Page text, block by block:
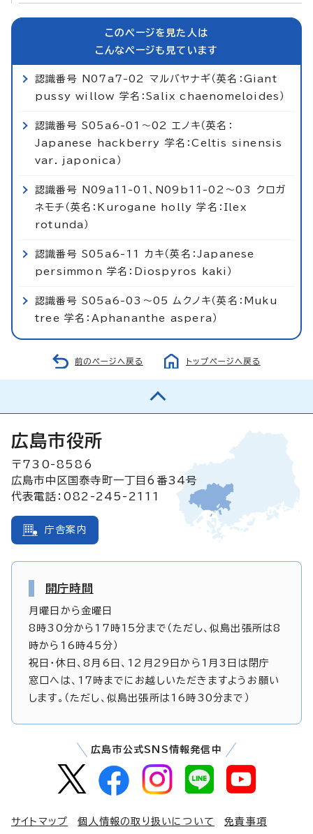
このページを見た人は
こんなページも見ています
認識番号 N07a7-02 マルバヤナギ（英名：Giant
pussy willow 学名：Salix chaenomeloides）
認識番号 S05a6-01～02 エノキ（英名：
Japanese hackberry 学名：Celtis sinensis
var. japonica）
認識番号 N09a11-01、N09b11-02～03 クロガ
ネモチ（英名：Kurogane holly 学名：Ilex
rotunda）
認識番号 S05a6-11 カキ（英名：Japanese
persimmon 学名：Diospyros kaki）
認識番号 S05a6-03～05 ムクノキ（英名：Muku
tree 学名：Aphananthe aspera）
前のページへ戻る トップページへ戻る
広島市役所
〒730-8586
広島市中区国泰寺町一丁目6番34号
代表電話：082-245-2111
庁舎案内
開庁時間
月曜日から金曜日
8時30分から17時15分まで（ただし、似島出張所は8
時から16時45分）
祝日・休日、8月6日、12月29日から1月3日は閉庁
窓口へは、17時までにお越しいただきますようお願い
します。（ただし、似島出張所は16時30分まで）
広島市公式SNS情報発信中
サイトマップ 個人情報の取り扱いについて 免責事項